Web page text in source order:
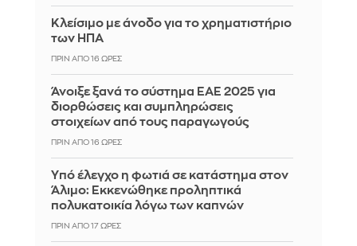
Κλείσιμο με άνοδο για το χρηματιστήριο
των ΗΠΑ
ΠΡΙΝ ΑΠΌ 16 ΏΡΕΣ
Άνοιξε ξανά το σύστημα ΕΑΕ 2025 για
διορθώσεις και συμπληρώσεις
στοιχείων από τους παραγωγούς
ΠΡΙΝ ΑΠΌ 16 ΏΡΕΣ
Yπό έλεγχο η φωτιά σε κατάστημα στον
Άλιμο: Εκκενώθηκε προληπτικά
πολυκατοικία λόγω των καπνών
ΠΡΙΝ ΑΠΌ 17 ΏΡΕΣ